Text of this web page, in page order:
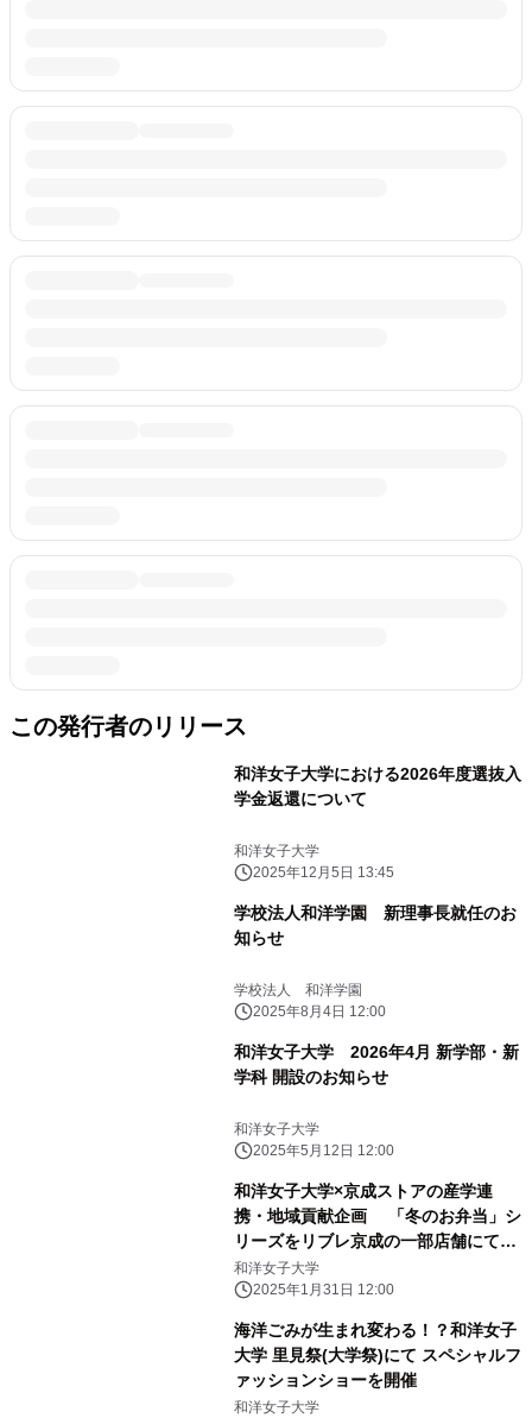
この発行者のリリース
和洋女子大学における2026年度選抜入
学金返還について
和洋女子大学
2025年12月5日 13:45
学校法人和洋学園 新理事長就任のお
知らせ
学校法人 和洋学園
2025年8月4日 12:00
和洋女子大学 2026年4月 新学部・新
学科 開設のお知らせ
和洋女子大学
2025年5月12日 12:00
和洋女子大学×京成ストアの産学連
携・地域貢献企画 「冬のお弁当」シ
リーズをリブレ京成の一部店舗にて販
売
和洋女子大学
2025年1月31日 12:00
海洋ごみが生まれ変わる！？和洋女子
大学 里見祭(大学祭)にて スペシャルフ
ァッションショーを開催
和洋女子大学